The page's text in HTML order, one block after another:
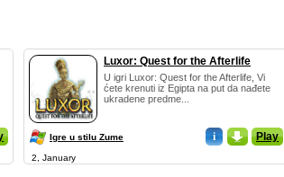
Luxor: Quest for the Afterlife
U igri Luxor: Quest for the Afterlife, Vi
ćete krenuti iz Egipta na put da nađete
ukradene predme...
Igre u stilu Zume i _ Play
2, January